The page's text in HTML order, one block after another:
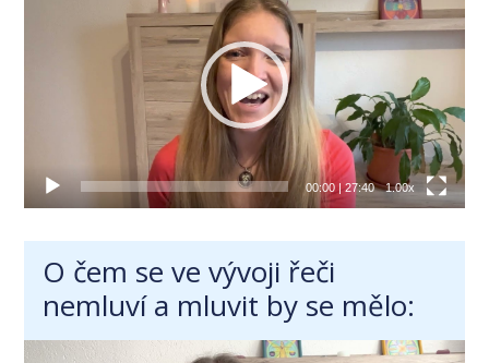
00:00|27:40 1.00x
O čem se ve vývoji řeči
nemluví a mluvit by se mělo:
Video